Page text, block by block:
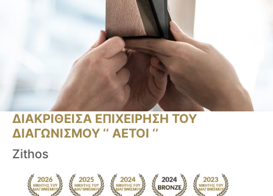
ΔΙΑΚΡΙΘΕΙΣΑ ΕΠΙΧΕΙΡΗΣΗ ΤΟΥ
ΔΙΑΓΩΝΙΣΜΟΥ ‘’ ΑΕΤΟΙ ‘’
Zithos